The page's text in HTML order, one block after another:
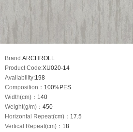
Brand:ARCHROLL
Product Code:XU020-14
Availability:198
Composition： 100%PES
Width(cm)： 140
Weight(g/m)： 450
Horizontal Repeat(cm)： 17.5
Vertical Repeat(cm)： 18